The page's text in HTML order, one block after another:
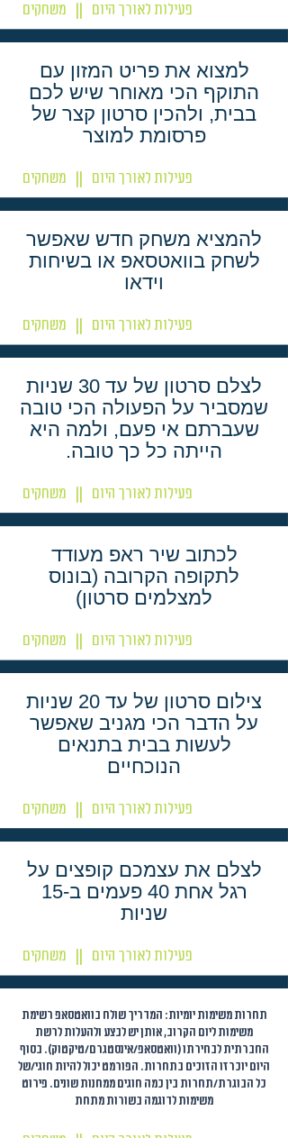
משחקים פעילות לאורך היום
למצוא את פריט המזון עם
התוקף הכי מאוחר שיש לכם
בבית, ולהכין סרטון קצר של
פרסומת למוצר
משחקים פעילות לאורך היום
להמציא משחק חדש שאפשר
לשחק בוואטסאפ או בשיחות
וידאו
משחקים פעילות לאורך היום
לצלם סרטון של עד 30 שניות
שמסביר על הפעולה הכי טובה
שעברתם אי פעם, ולמה היא
הייתה כל כך טובה.
משחקים פעילות לאורך היום
לכתוב שיר ראפ מעודד
לתקופה הקרובה (בונוס
למצלמים סרטון)
משחקים פעילות לאורך היום
צילום סרטון של עד 20 שניות
על הדבר הכי מגניב שאפשר
לעשות בבית בתנאים
הנוכחיים
משחקים פעילות לאורך היום
לצלם את עצמכם קופצים על
רגל אחת 40 פעמים ב-15
שניות
משחקים פעילות לאורך היום
תחרות משימות יומיות: המדריך שולח בוואטסאפ רשימת
משימות ליום הקרוב, אותן יש לבצע ולהעלות לרשת
החברתית לבחירתו (וואטסאפ/אינסטגרם/טיקטוק). בסוף
היום יוכרזו הזוכים בתחרות. הפורמט יכול להיות חוגי/של
כל הבוגרת/תחרות בין כמה חוגים ממחנות שונים. פירוט
משימות לדוגמה בשורות מתחת